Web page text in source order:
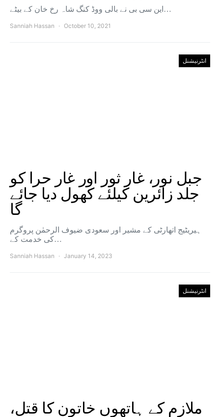
این سی بی نے بالی ووڈ کنگ شاہ رخ خان کے بیٹے…
Sanniah Hassan October 10, 2021
انٹرنیشنل
جبل نور، غار ثور اور غار حرا کو
جلد زائرین کیلئے کھول دیا جائے
گا
ہیریٹیج اتھارٹی کے مشیر اور سعودی ضیوف الرحمٰن پروگرم
کی خدمت کے…
Sanniah Hassan January 14, 2023
انٹرنیشنل
ملازم کے ہاتھوں خاتون کا قتل،